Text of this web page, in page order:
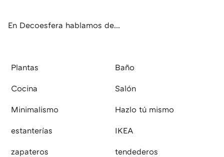
En Decoesfera hablamos de...
Plantas Baño
Cocina Salón
Minimalismo Hazlo tú mismo
estanterías IKEA
zapateros tendederos